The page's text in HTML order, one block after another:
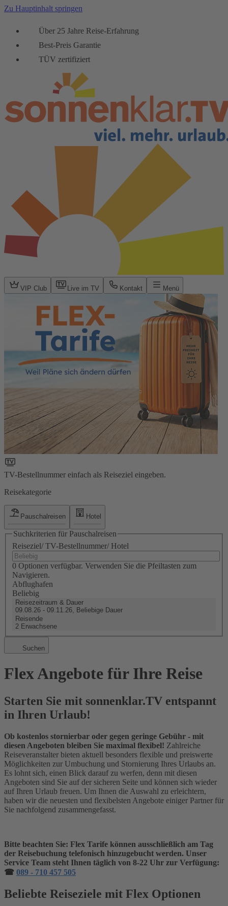
Zu Hauptinhalt springen
Über 25 Jahre Reise-Erfahrung
Best-Preis Garantie
TÜV zertifiziert
VIP Club Live im TV Kontakt Menü
TV-Bestellnummer einfach als Reiseziel eingeben.
Reisekategorie
Pauschalreisen Hotel
Suchkriterien für Pauschalreisen
Reiseziel/ TV-Bestellnummer/ Hotel
0 Optionen verfügbar. Verwenden Sie die Pfeiltasten zum
Navigieren.
Abflughafen
Beliebig
Reisezeitraum & Dauer
09.08.26 - 09.11.26, Beliebige Dauer
Reisende
2 Erwachsene
Suchen
Flex Angebote für Ihre Reise
Starten Sie mit sonnenklar.TV entspannt
in Ihren Urlaub!
Ob kostenlos stornierbar oder gegen geringe Gebühr - mit
diesen Angeboten bleiben Sie maximal flexibel! Zahlreiche
Reiseveranstalter bieten aktuell besonders flexible und preiswerte
Möglichkeiten zur Umbuchung und Stornierung Ihres Urlaubs an.
Es lohnt sich, einen Blick darauf zu werfen, denn mit diesen
Angeboten sind Sie auf der sicheren Seite und können sich wieder
auf Ihren Urlaub freuen. Um Ihnen die Auswahl zu erleichtern,
haben wir die neuesten und flexibelsten Angebote einiger Partner für
Sie nachfolgend zusammengefasst.
Bitte beachten Sie: Flex Tarife können ausschließlich am Tag
der Reisebuchung telefonisch hinzugebucht werden. Unser
Service Team steht Ihnen täglich von 8-22 Uhr zur Verfügung:
☎ 089 - 710 457 505
Beliebte Reiseziele mit Flex Optionen